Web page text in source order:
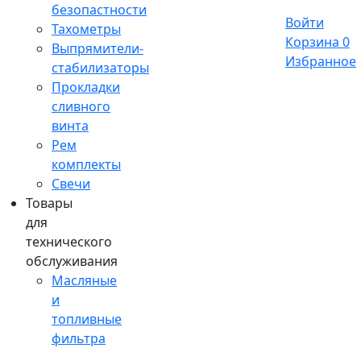
безопастности
Тахометры
Выпрямители-
стабилизаторы
Прокладки
сливного
винта
Рем
комплекты
Свечи
Товары
для
технического
обслуживания
Масляные
и
топливные
фильтра
Войти
Корзина 0
Избранное